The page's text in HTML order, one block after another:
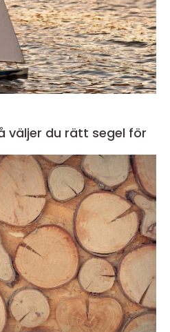
väljer du rätt segel för